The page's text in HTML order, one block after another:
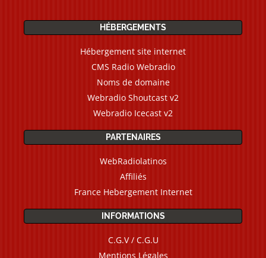
HÉBERGEMENTS
Hébergement site internet
CMS Radio Webradio
Noms de domaine
Webradio Shoutcast v2
Webradio Icecast v2
PARTENAIRES
WebRadiolatinos
Affiliés
France Hebergement Internet
INFORMATIONS
C.G.V / C.G.U
Mentions Légales